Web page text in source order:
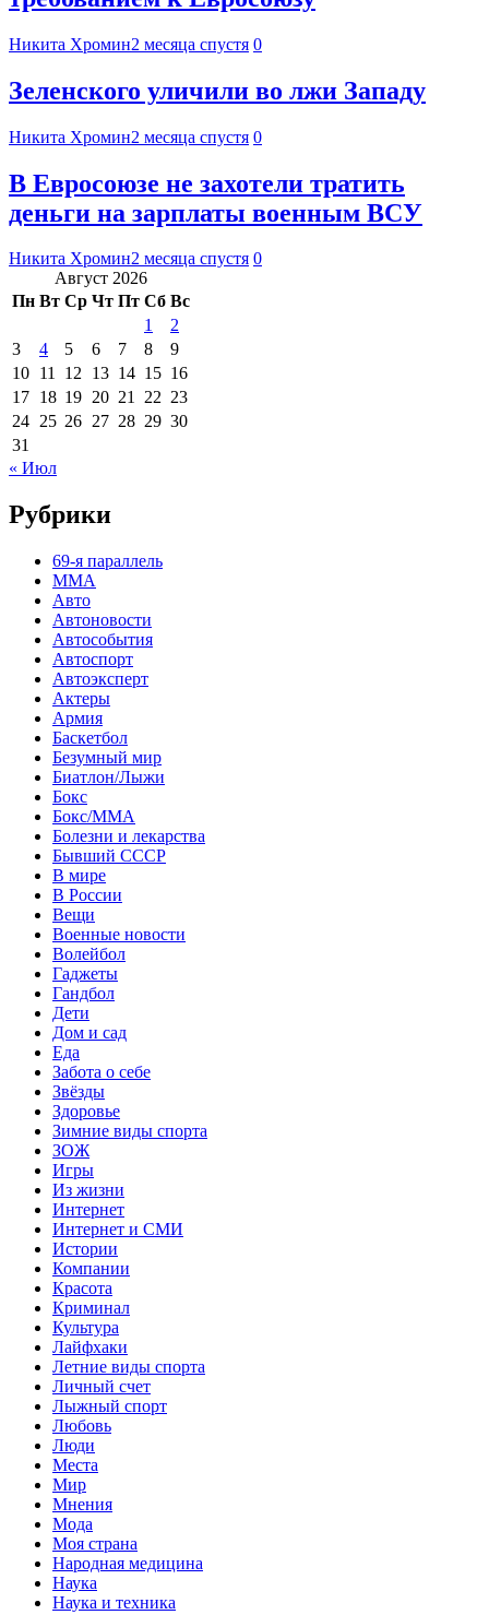
Никита Хромин2 месяца спустя 0
Зеленского уличили во лжи Западу
Никита Хромин2 месяца спустя 0
В Евросоюзе не захотели тратить
деньги на зарплаты военным ВСУ
Никита Хромин2 месяца спустя 0
Август 2026
Пн Вт Ср Чт Пт Сб Вс
1
2
3
4 5 6 7 8
9
10 11 12 13 14 15 16
17 18 19 20 21 22 23
24 25 26 27 28 29 30
31
« Июл
Рубрики
69-я параллель
MMA
Авто
Автоновости
Автособытия
Автоспорт
Автоэксперт
Актеры
Армия
Баскетбол
Безумный мир
Биатлон/Лыжи
Бокс
Бокс/MMA
Болезни и лекарства
Бывший СССР
В мире
В России
Вещи
Военные новости
Волейбол
Гаджеты
Гандбол
Дети
Дом и сад
Еда
Забота о себе
Звёзды
Здоровье
Зимние виды спорта
ЗОЖ
Игры
Из жизни
Интернет
Интернет и СМИ
Истории
Компании
Красота
Криминал
Культура
Лайфхаки
Летние виды спорта
Личный счет
Лыжный спорт
Любовь
Люди
Места
Мир
Мнения
Мода
Моя страна
Народная медицина
Наука
Наука и техника